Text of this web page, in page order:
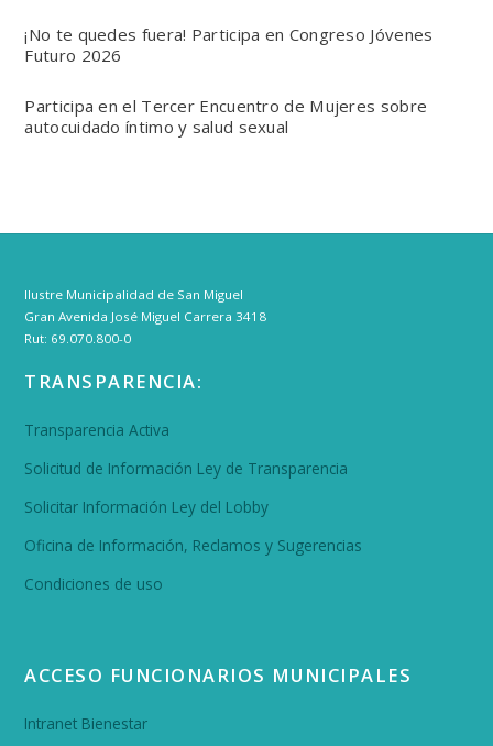
¡No te quedes fuera! Participa en Congreso Jóvenes
Futuro 2026
Participa en el Tercer Encuentro de Mujeres sobre
autocuidado íntimo y salud sexual
Ilustre Municipalidad de San Miguel
Gran Avenida José Miguel Carrera 3418
Rut: 69.070.800-0
TRANSPARENCIA:
Transparencia Activa
Solicitud de Información Ley de Transparencia
Solicitar Información Ley del Lobby
Oficina de Información, Reclamos y Sugerencias
Condiciones de uso
ACCESO FUNCIONARIOS MUNICIPALES
Intranet Bienestar